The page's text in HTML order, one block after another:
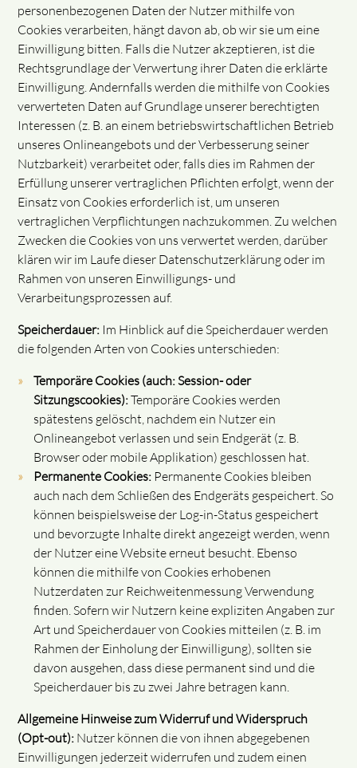
personenbezogenen Daten der Nutzer mithilfe von
Cookies verarbeiten, hängt davon ab, ob wir sie um eine
Einwilligung bitten. Falls die Nutzer akzeptieren, ist die
Rechtsgrundlage der Verwertung ihrer Daten die erklärte
Einwilligung. Andernfalls werden die mithilfe von Cookies
verwerteten Daten auf Grundlage unserer berechtigten
Interessen (z. B. an einem betriebswirtschaftlichen Betrieb
unseres Onlineangebots und der Verbesserung seiner
Nutzbarkeit) verarbeitet oder, falls dies im Rahmen der
Erfüllung unserer vertraglichen Pflichten erfolgt, wenn der
Einsatz von Cookies erforderlich ist, um unseren
vertraglichen Verpflichtungen nachzukommen. Zu welchen
Zwecken die Cookies von uns verwertet werden, darüber
klären wir im Laufe dieser Datenschutzerklärung oder im
Rahmen von unseren Einwilligungs- und
Verarbeitungsprozessen auf.
Speicherdauer: Im Hinblick auf die Speicherdauer werden
die folgenden Arten von Cookies unterschieden:
Temporäre Cookies (auch: Session- oder
Sitzungscookies):Temporäre Cookies werden
spätestens gelöscht, nachdem ein Nutzer ein
Onlineangebot verlassen und sein Endgerät (z. B.
Browser oder mobile Applikation) geschlossen hat.
Permanente Cookies: Permanente Cookies bleiben
auch nach dem Schließen des Endgeräts gespeichert. So
können beispielsweise der Log-in-Status gespeichert
und bevorzugte Inhalte direkt angezeigt werden, wenn
der Nutzer eine Website erneut besucht. Ebenso
können die mithilfe von Cookies erhobenen
Nutzerdaten zur Reichweitenmessung Verwendung
finden. Sofern wir Nutzern keine expliziten Angaben zur
Art und Speicherdauer von Cookies mitteilen (z. B. im
Rahmen der Einholung der Einwilligung), sollten sie
davon ausgehen, dass diese permanent sind und die
Speicherdauer bis zu zwei Jahre betragen kann.
Allgemeine Hinweise zum Widerruf und Widerspruch
(Opt-out): Nutzer können die von ihnen abgegebenen
Einwilligungen jederzeit widerrufen und zudem einen